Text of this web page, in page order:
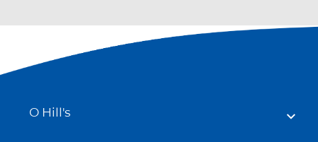
О Hill's